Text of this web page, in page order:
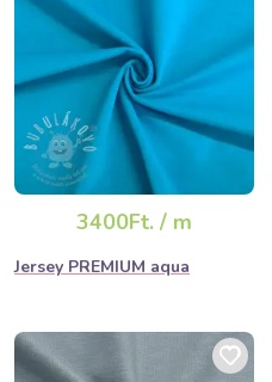
3400Ft. / m
Jersey PREMIUM aqua